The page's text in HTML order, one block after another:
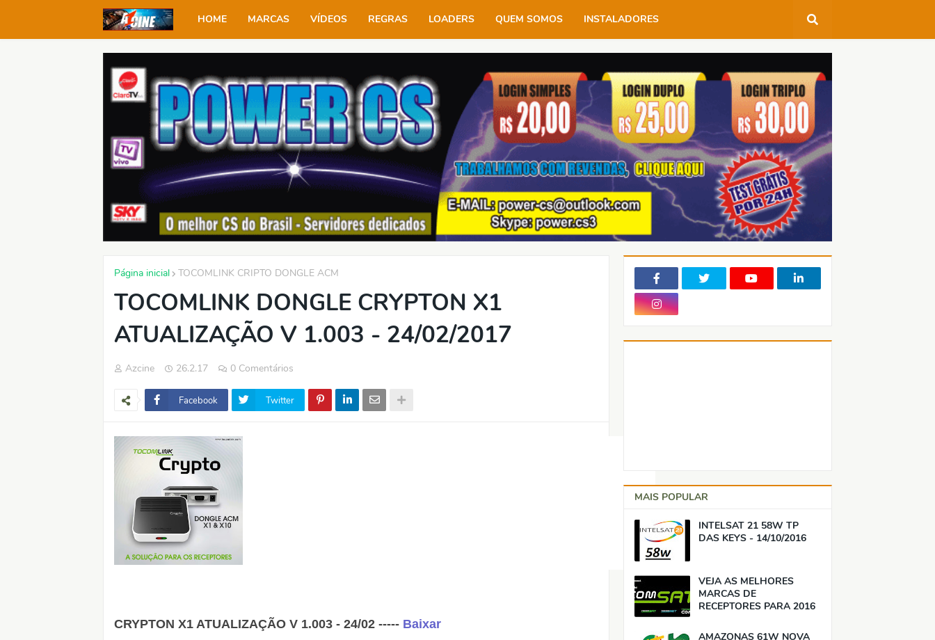
HOME MARCAS VÍDEOS REGRAS LOADERS QUEM SOMOS INSTALADORES
Página inicial TOCOMLINK CRIPTO DONGLE ACM
TOCOMLINK DONGLE CRYPTON X1
ATUALIZAÇÃO V 1.003 - 24/02/2017
Azcine 26.2.17 0 Comentários
Facebook Twitter
CRYPTON X1 ATUALIZAÇÃO V 1.003 - 24/02 ----- Baixar
MAIS POPULAR
INTELSAT 21 58W TP
DAS KEYS - 14/10/2016
VEJA AS MELHORES
MARCAS DE
RECEPTORES PARA 2016
AMAZONAS 61W NOVA